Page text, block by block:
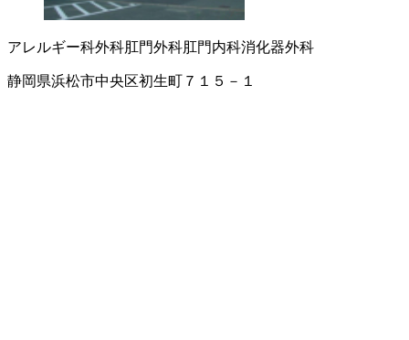
アレルギー科外科肛門外科肛門内科消化器外科
静岡県浜松市中央区初生町７１５－１